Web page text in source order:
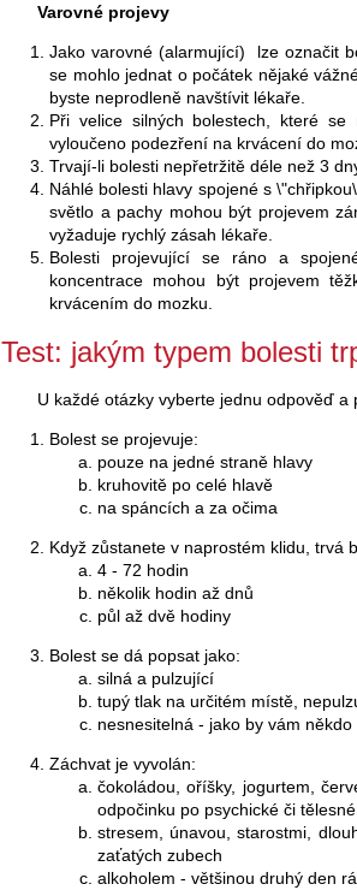
Varovné projevy
Jako varovné (alarmující) lze označit
se mohlo jednat o počátek nějaké
byste neprodleně navštívit lékaře.
Při velice silných bolestech, které
vyloučeno podezření na krvácení do
Trvají-li bolesti nepřetržitě déle než 3
Náhlé bolesti hlavy spojené s
světlo a pachy mohou být projevem
vyžaduje rychlý zásah lékaře.
Bolesti projevující se ráno a
koncentrace mohou být projevem
krvácením do mozku.
Test: jakým typem bolesti
U každé otázky vyberte jednu odpověď a
Bolest se projevuje:
pouze na jedné straně hlavy
kruhovitě po celé hlavě
na spáncích a za očima
Když zůstanete v naprostém klidu, trvá
4 - 72 hodin
několik hodin až dnů
půl až dvě hodiny
Bolest se dá popsat jako:
silná a pulzující
tupý tlak na určitém místě,
nesnesitelná - jako by vám
Záchvat je vyvolán:
čokoládou, oříšky, jogurtem,
odpočinku po psychické či
stresem, únavou, starostmi,
zaťatých zubech
alkoholem - většinou druhý den